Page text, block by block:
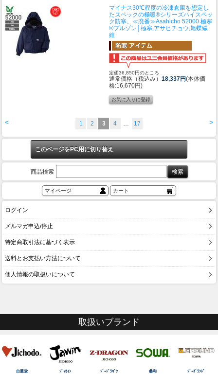
マイナス30℃程度の冷凍倉庫を想定し
たスペックの極暖®シリーズハイスペッ
ク防寒。 ≪廃番≫Asahicho 52000 極寒
®ブルゾン│極寒,アサヒチョウ,旭蝶繊
維
定価36,850円のところ
通常価格（税込み） 18,337円(本体価
格:16,670円)
< >
1 2 3 4 … 17
このページをPC用に切り替え
商品検索
マイページ カート
ログイン
メルマガ申込/停止
特定商取引法に基づく表示
送料とお支払い方法について
個人情報の取扱いについて
取扱いブランド
自重堂 ｼﾞｬｳｨﾝ ｼﾞｰﾄﾞﾗｺﾞﾝ 桑和 ｼﾞｰｸﾞﾗﾝﾄﾞ